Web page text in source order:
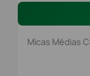
Micas Médias